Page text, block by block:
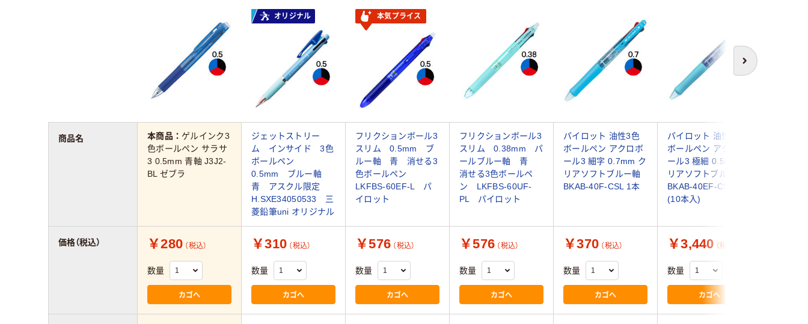
次へ
オリジナル 本気プライス
本商品： ゲルインク3
色ボールペン サラサ
3 0.5mm 青軸 J3J2-
BL ゼブラ
ジェットストリー
ム インサイド 3色
ボールペン
0.5mm ブルー軸
青 アスクル限定
H.SXE34050533 三
菱鉛筆uni オリジナル
フリクションボール3
スリム 0.5mm ブ
ルー軸 青 消せる3
色ボールペン
LKFBS-60EF-L パ
イロット
フリクションボール3
スリム 0.38mm パ
ールブルー軸 青
消せる3色ボールペ
ン LKFBS-60UF-
PL パイロット
パイロット 油性3色
ボールペン アクロボ
ール3 細字 0.7mm ク
リアソフトブルー軸
BKAB-40F-CSL 1本
パイロット 油性3色
ボールペン アクロボ
ール3 極細 0.5mm ク
リアソフトブルー軸
BKAB-40EF-CSL 1箱
(10本入)
￥280 （税込）
数量
カゴへ
￥310 （税込）
数量
カゴへ
￥576 （税込）
数量
カゴへ
￥576 （税込）
数量
カゴへ
￥370 （税込）
数量
カゴへ
￥3,440 （税込）
数量
カゴへ
商品名
価格（税込）